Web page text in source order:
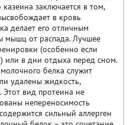
заключается в том,
в кровь
делает его отличным
мышц от распада. Лучшее
(особенно если
или в дни отдыха перед сном.
белка служит
удалены жидкость,
вид протеина не
непереносимость
сильный аллерген